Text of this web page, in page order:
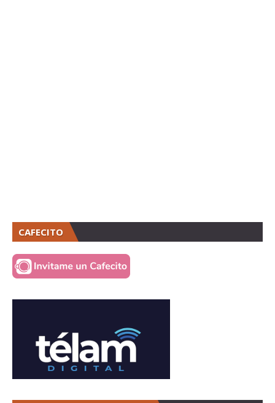
CAFECITO